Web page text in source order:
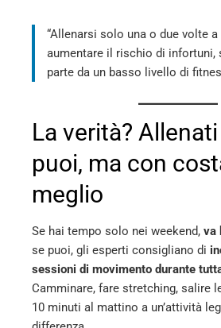
“Allenarsi solo una o due volte
aumentare il rischio di infortuni,
parte da un basso livello di
La verità?
puoi, ma con
meglio
Se hai tempo solo nei weekend, va
se puoi, gli esperti consigliano di
sessioni di movimento durante
Camminare, fare stretching, salire
10 minuti al mattino a un’attività